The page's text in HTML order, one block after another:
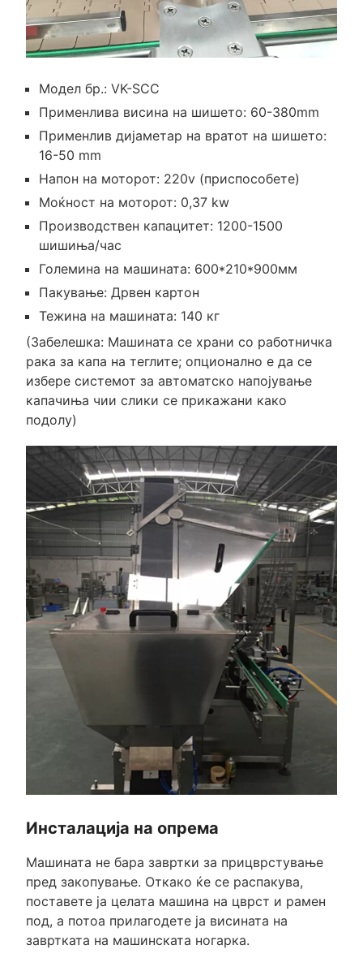
Модел бр.: VK-SCC
Применлива висина на шишето: 60-380mm
Применлив дијаметар на вратот на шишето:
16-50 mm
Напон на моторот: 220v (приспособете)
Моќност на моторот: 0,37 kw
Производствен капацитет: 1200-1500
шишиња/час
Големина на машината: 600*210*900мм
Пакување: Дрвен картон
Тежина на машината: 140 кг
(Забелешка: Машината се храни со работничка
рака за капа на теглите; опционално е да се
избере системот за автоматско напојување
капачиња чии слики се прикажани како
подолу)
Инсталација на опрема
Машината не бара завртки за прицврстување
пред закопување. Откако ќе се распакува,
поставете ја целата машина на цврст и рамен
под, а потоа прилагодете ја висината на
завртката на машинската ногарка.